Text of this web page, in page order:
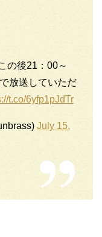
の後21：00～
放送していただ
t.co/6yfp1pJdTr
July 15,